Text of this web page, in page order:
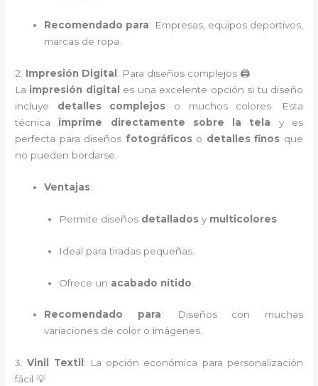
Recomendado para: Empresas, equipos deportivos,
marcas de ropa.
2. Impresión Digital : Para diseños complejos 🖨️
La impresión digital
es una excelente opción si tu diseño
incluye detalles complejos o muchos colores. Esta
técnica imprime directamente sobre la tela y es
perfecta para diseños fotográficoso detalles finos que
no pueden bordarse.
Ventajas:
Permite diseños detalladosy multicolores.
Ideal para tiradas pequeñas.
Ofrece un acabado nítido
Recomendado para: Diseños con muchas
variaciones de color o imágenes.
3.Vinil Textil : La opción económica para personalización
fácil 💡